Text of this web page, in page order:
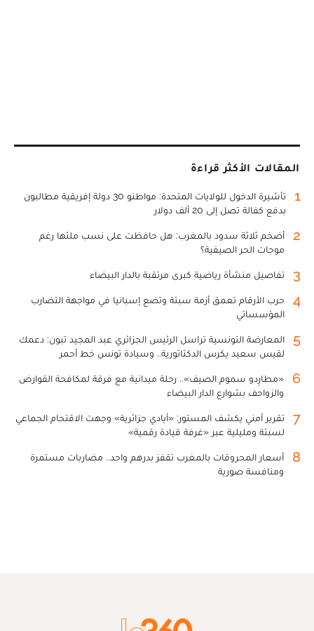
المقالات الأكثر قراءة
1
تأشيرة الدخول للولايات المتحدة: مواطنو 30 دولة إفريقية مطالبون
بدفع كفالة تصل إلى 20 ألف دولار
2
أضخم ثلاثة سدود بالمغرب: هل حافظت على نسب ملئها رغم
موجات الحر الصيفية؟
3 تفاصيل منشأة رياضية كبرى مرتقبة بالدار البيضاء
4
حرب الأرقام تعمق أزمة سبتة وتضع إسبانيا في مواجهة التضارب
المؤسساتي
5
المعارضة التونسية تراسل الرئيس الجزائري عبد المجيد تبون: دعمك
لقيس سعيد يكرس الدكتاتورية.. وسيادة تونس خط أحمر
6
«مطارِدو سموم الصيف».. رحلة ميدانية مع فرقة لمكافحة القوارض
والزواحف بشوارع الدار البيضاء
7
تقرير أمني يكشف المستور: «أيادي جزائرية» وجهت الاقتحام الجماعي
لسبتة ومليلية عبر «غرفة قيادة رقمية»
8
أسعار المحروقات بالمغرب تقفز بدرهم واحد.. مضاربات مستمرة
ومنافسة صورية